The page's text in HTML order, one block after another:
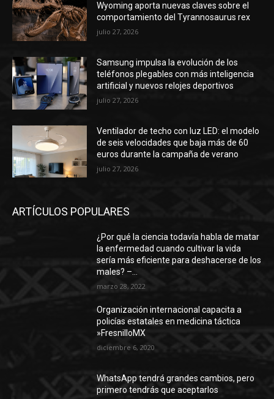
Wyoming aporta nuevas claves sobre el
comportamiento del Tyrannosaurus rex
julio 27, 2026
Samsung impulsa la evolución de los
teléfonos plegables con más inteligencia
artificial y nuevos relojes deportivos
julio 27, 2026
Ventilador de techo con luz LED: el modelo
de seis velocidades que baja más de 60
euros durante la campaña de verano
julio 27, 2026
ARTÍCULOS POPULARES
¿Por qué la ciencia todavía habla de matar
la enfermedad cuando cultivar la vida
sería más eficiente para deshacerse de los
males? –...
marzo 28, 2022
Organización internacional capacita a
policías estatales en medicina táctica
»FresnilloMX
diciembre 6, 2020
WhatsApp tendrá grandes cambios, pero
primero tendrás que aceptarlos